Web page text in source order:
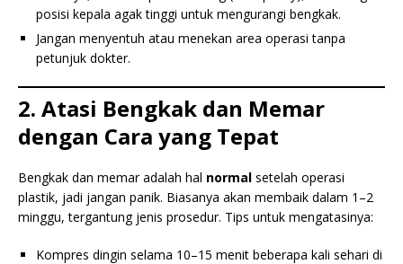
posisi kepala agak tinggi untuk mengurangi bengkak.
Jangan menyentuh atau menekan area operasi tanpa
petunjuk dokter.
2. Atasi Bengkak dan Memar
dengan Cara yang Tepat
Bengkak dan memar adalah hal normal setelah operasi
plastik, jadi jangan panik. Biasanya akan membaik dalam 1–2
minggu, tergantung jenis prosedur. Tips untuk mengatasinya:
Kompres dingin selama 10–15 menit beberapa kali sehari di